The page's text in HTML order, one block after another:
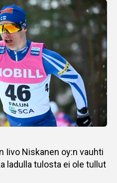
Iivo Niskanen oy:n vauhti
ladulla tulosta ei ole tullut